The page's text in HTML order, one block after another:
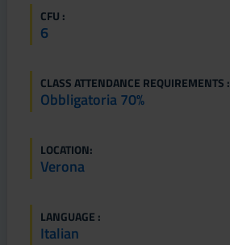
CFU :
6
CLASS ATTENDANCE REQUIREMENTS :
Obbligatoria 70%
LOCATION:
Verona
LANGUAGE :
Italian